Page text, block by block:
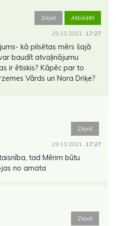
Ziņot Atbildēt
29.10.2021. 17:27
kā pilsētas mērs šajā
baudīt atvaļinājumu
ir ētiskis? Kāpēc par to
Vārds un Nora Driķe?
Ziņot
29.10.2021. 17:27
tad Mērim būtu
no amata
Ziņot